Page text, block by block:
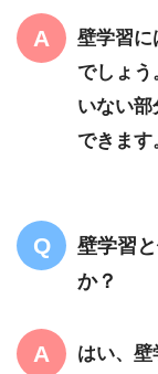
壁学習に
でしょう
いない
できます
壁学習
か？
はい、壁